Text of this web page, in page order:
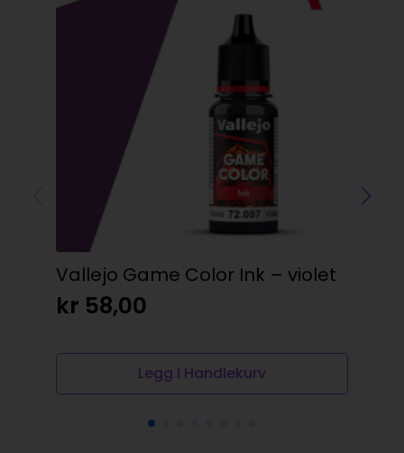
Vallejo Game Color Ink – violet
kr 58,00
Legg I Handlekurv